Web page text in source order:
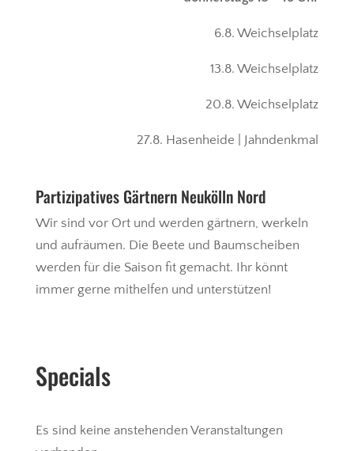
6.8. Weichselplatz
13.8. Weichselplatz
20.8. Weichselplatz
27.8. Hasenheide | Jahndenkmal
Partizipatives Gärtnern Neukölln Nord
Wir sind vor Ort und werden gärtnern, werkeln
und aufräumen. Die Beete und Baumscheiben
werden für die Saison fit gemacht. Ihr könnt
immer gerne mithelfen und unterstützen!
Specials
Es sind keine anstehenden Veranstaltungen